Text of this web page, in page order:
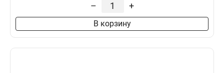
– +
В корзину